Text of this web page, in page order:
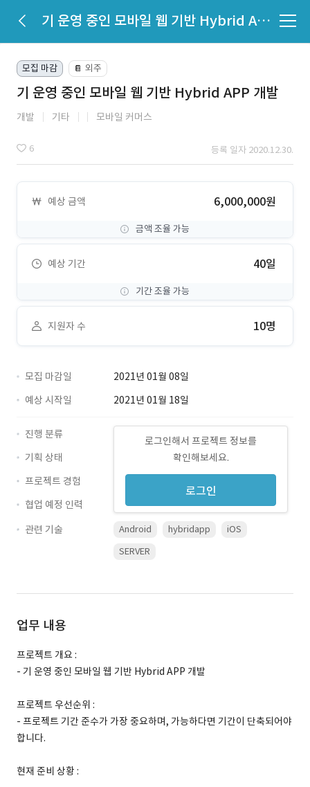
기 운영 중인 모바일 웹 기반 Hybrid APP 개발
모집 마감 📔 외주
기 운영 중인 모바일 웹 기반 Hybrid APP 개발
개발 기타 모바일 커머스
6 등록 일자 2020.12.30.
예상 금액 6,000,000원
금액 조율 가능
예상 기간 40일
기간 조율 가능
지원자 수 10명
모집 마감일
2021년 01월 08일
예상 시작일
2021년 01월 18일
로그인해서 프로젝트 정보를
확인해보세요.
로그인
진행 분류
기획 상태
프로젝트 경험
협업 예정 인력
관련 기술
Android hybridapp
iOS
SERVER
업무 내용
프로젝트 개요 :
- 기 운영 중인 모바일 웹 기반 Hybrid APP 개발
프로젝트 우선순위 :
- 프로젝트 기간 준수가 가장 중요하며, 가능하다면 기간이 단축되어야
합니다.
현재 준비 상황 :